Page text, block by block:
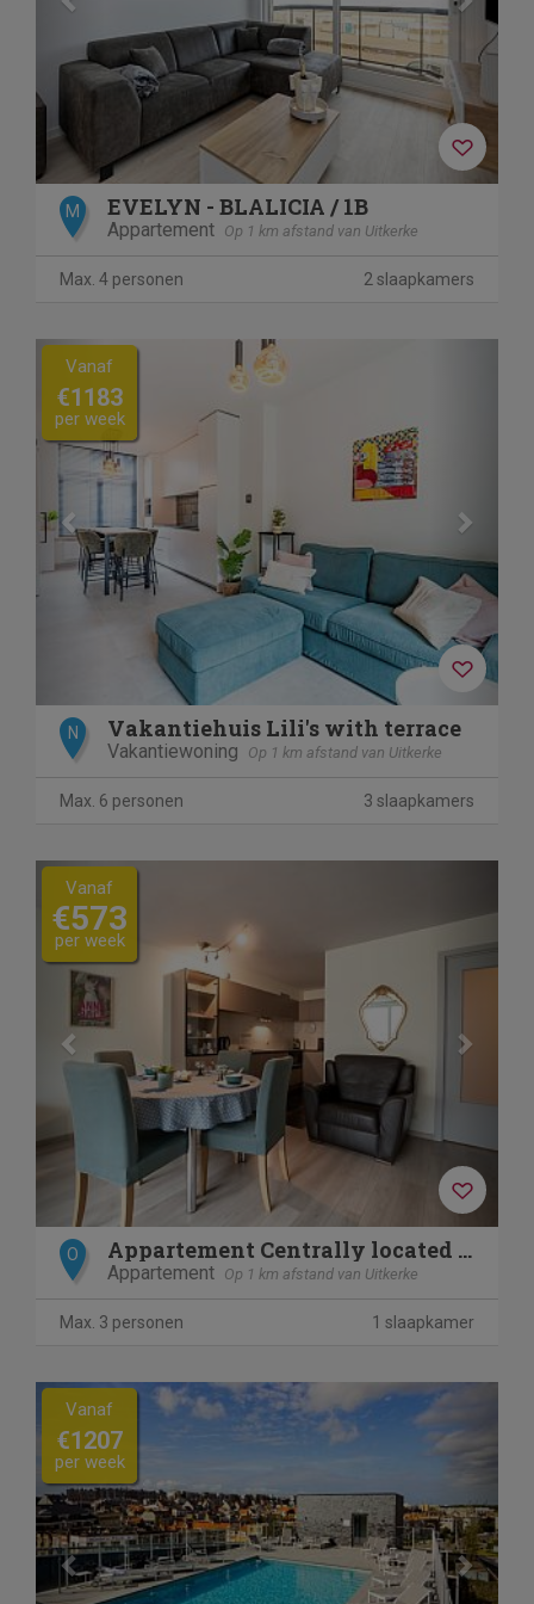
M EVELYN - BLALICIA / 1B
Appartement Op 1 km afstand van Uitkerke
Max. 4 personen 2 slaapkamers
Previous
Vanaf
€1183
per week
N Vakantiehuis Lili's with terrace
Vakantiewoning Op 1 km afstand van Uitkerke
Max. 6 personen 3 slaapkamers
Previous
Vanaf
€573
per week
O Appartement Centrally located "Relax and Reset"
Appartement Op 1 km afstand van Uitkerke
Max. 3 personen 1 slaapkamer
Previous
Vanaf
€1207
per week